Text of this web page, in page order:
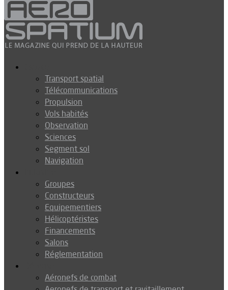
Transport spatial
Télécommunications
Propulsion
Vols habités
Observation
Sciences
Segment sol
Navigation
Groupes
Constructeurs
Equipementiers
Hélicoptéristes
Financements
Salons
Réglementation
Aéronefs de combat